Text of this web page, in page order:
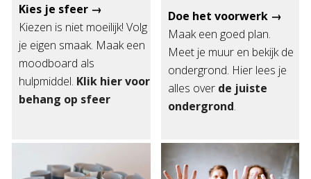
Kies je sfeer →
Kiezen is niet moeilijk! Volg
je eigen smaak. Maak een
moodboard als
hulpmiddel. Klik hier voor
behang op sfeer
Doe het voorwerk →
Maak een goed plan.
Meet je muur en bekijk de
ondergrond. Hier lees je
alles over de juiste
ondergrond.